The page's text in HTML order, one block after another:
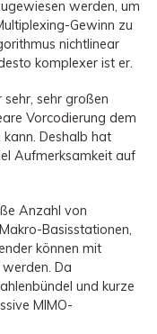
werden, um
Gewinn zu
nichtlinear
komplexer ist er.
sehr großen
Vorcodierung dem
Deshalb hat
Aufmerksamkeit auf
Anzahl von
Basisstationen,
können mit
Da
und kurze
MIMO-